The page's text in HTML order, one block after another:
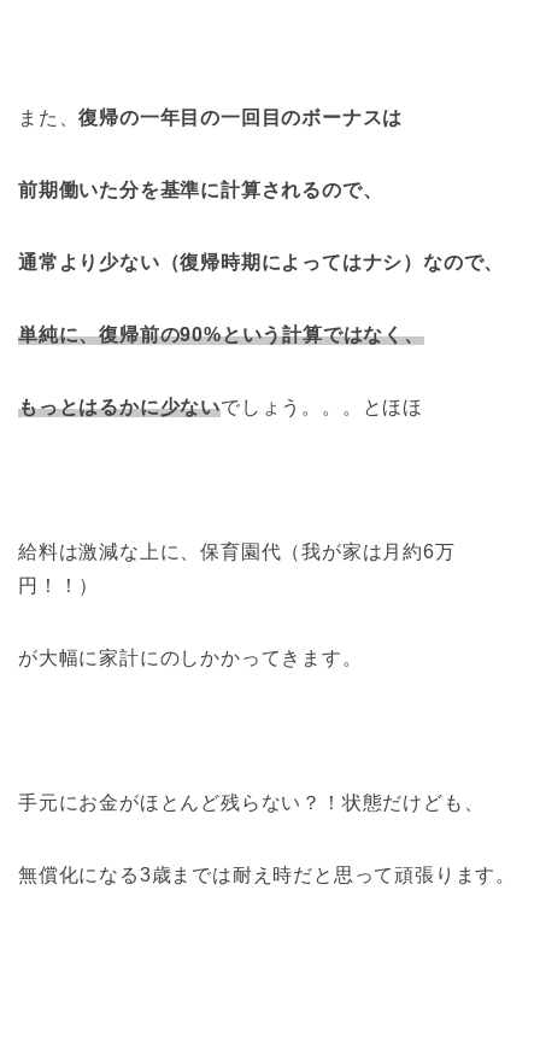
また、復帰の一年目の一回目のボーナスは
前期働いた分を基準に計算されるので、
通常より少ない（復帰時期によってはナシ）なので、
単純に、復帰前の90%という計算ではなく、
もっとはるかに少ないでしょう。。。とほほ
給料は激減な上に、保育園代（我が家は月約6万
円！！）
が大幅に家計にのしかかってきます。
手元にお金がほとんど残らない？！状態だけども、
無償化になる3歳までは耐え時だと思って頑張ります。